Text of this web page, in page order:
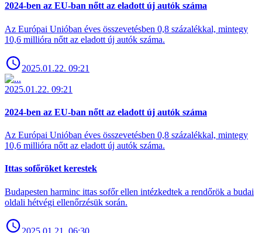
2024-ben az EU-ban nőtt az eladott új autók száma
Az Európai Unióban éves összevetésben 0,8 százalékkal, mintegy
10,6 millióra nőtt az eladott új autók száma.
2025.01.22. 09:21
2025.01.22. 09:21
2024-ben az EU-ban nőtt az eladott új autók száma
Az Európai Unióban éves összevetésben 0,8 százalékkal, mintegy
10,6 millióra nőtt az eladott új autók száma.
Ittas sofőröket kerestek
Budapesten harminc ittas sofőr ellen intézkedtek a rendőrök a budai
oldali hétvégi ellenőrzésük során.
2025.01.21. 06:30